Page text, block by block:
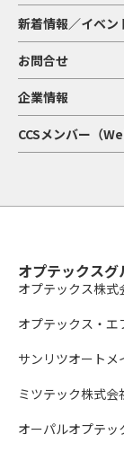
新着情報／イベン
お問合せ
企業情報
CCSメンバー（
オプテックス
オプテックス株式
オプテックス・エ
サンリツオート
ミツテック株式会
オーパルオプテッ